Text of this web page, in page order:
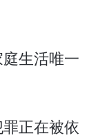
生活唯一
正在被依